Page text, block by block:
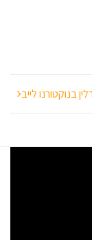
בנוקטורנו לייב